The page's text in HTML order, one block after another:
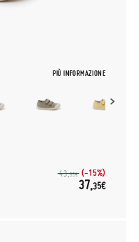
PIÙ INFORMAZIONE
43,95€ (-15%)
37,35€